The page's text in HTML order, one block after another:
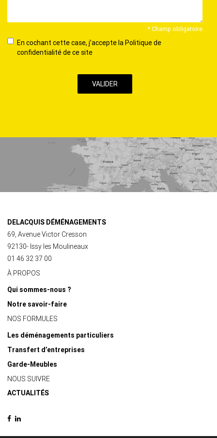
* Champ obligatoire
En
cochant
ce
En cochant cette case, j’accepte la Politique de
confidentialité de ce site
DELACQUIS DÉMÉNAGEMENTS
69, Avenue Victor Cresson
92130- Issy les Moulineaux
01 46 32 37 00
À PROPOS
Qui sommes-nous ?
Notre savoir-faire
NOS FORMULES
Les déménagements particuliers
Transfert d’entreprises
Garde-Meubles
NOUS SUIVRE
ACTUALITÉS